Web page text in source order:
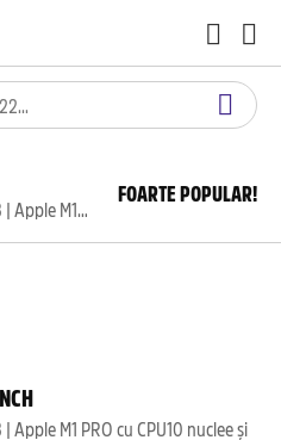
512GB | Space Black | RAM 16 GB | Apple M1 PRO cu CPU10 nuclee și GPU16 nuclee | QWERTZ | Bun - C
FOARTE POPULAR!
Apple M1 PRO cu CPU10 nuclee și